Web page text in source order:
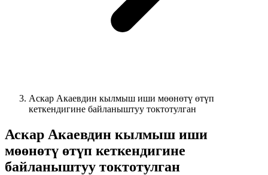
Аскар Акаевдин кылмыш иши мөөнөтү өтүп
кеткендигине байланыштуу токтотулган
Аскар Акаевдин кылмыш иши
мөөнөтү өтүп кеткендигине
байланыштуу токтотулган